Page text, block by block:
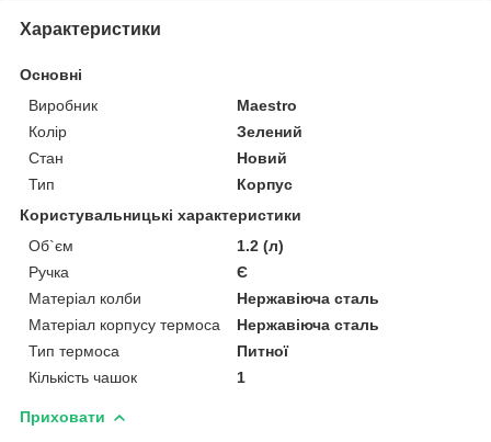
Характеристики
Основні
Виробник
Maestro
Колір
Зелений
Стан
Новий
Тип
Корпус
Користувальницькі характеристики
Об`єм
1.2 (л)
Ручка
Є
Матеріал колби
Нержавіюча сталь
Матеріал корпусу термоса
Нержавіюча сталь
Тип термоса
Питної
Кількість чашок
1
Приховати